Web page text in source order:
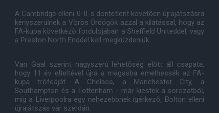
A Cambridge elleni 0-0-s döntetlent követõen újrajátszásra
kényszerülnek a Vörös Ördögök azzal a kilátással, hogy az
FA-kupa következõ fordulójában a Sheffield Uniteddel, vagy
a Preston North Enddel kell megküzdeniük.
Van Gaal szerint nagyszerû lehetõség elõtt áll csapata,
hogy 11 év elteltével újra a magasba emelhessék az FA-
kupa trófeáját. A Chelsea, a Manchester City, a
Southampton és a Tottenham - már kiestek a sorozatból,
míg a Liverpoolra egy nehezebbnek ígérkezõ, Bolton elleni
újrajátszás vár szerdán.